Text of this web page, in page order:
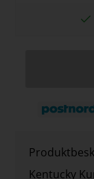
Kentucky